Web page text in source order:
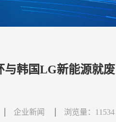
与韩国LG新能源就
企业新闻 浏览量：11534